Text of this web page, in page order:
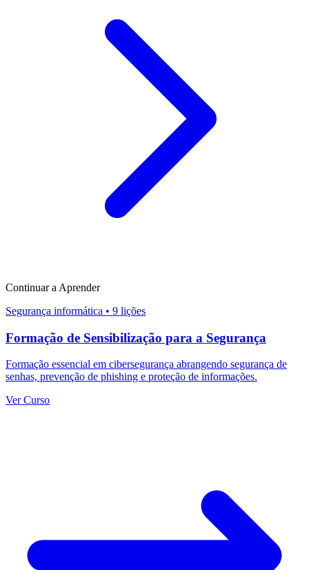
Continuar a Aprender
Segurança informática • 9 lições
Formação de Sensibilização para a Segurança
Formação essencial em cibersegurança abrangendo segurança de
senhas, prevenção de phishing e proteção de informações.
Ver Curso